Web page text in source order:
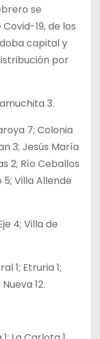
se
19, de los
capital y
por
3.
7; Colonia
3; Jesús María
2; Río Ceballos
5; Villa Allende
4; Villa de
1; Etruria 1;
12.